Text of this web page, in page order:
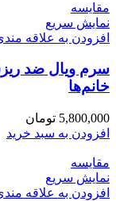
مقايسه
نمایش سریع
افزودن به علاقه
خانم‌ها
5,800,000 تومان
افزودن به سبد خرید
مقايسه
نمایش سریع
افزودن به علاقه